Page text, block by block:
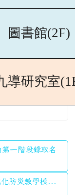
圖書館(2F)
導研究室
一階段錄取名
防災教學模...